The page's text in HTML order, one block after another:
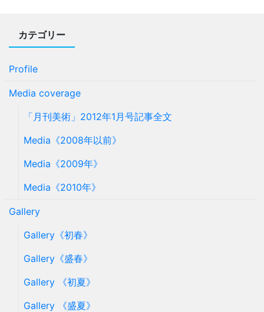
カテゴリー
Profile
Media coverage
「月刊美術」2012年1月号記事全文
Media《2008年以前》
Media《2009年》
Media《2010年》
Gallery
Gallery《初春》
Gallery《盛春》
Gallery 《初夏》
Gallery 《盛夏》